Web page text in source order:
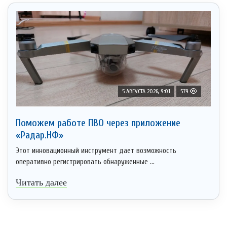
5 АВГУСТА 2026, 9:01 579
Поможем работе ПВО через приложение
«Радар.НФ»
Этот инновационный инструмент дает возможность
оперативно регистрировать обнаруженные ...
Читать далее